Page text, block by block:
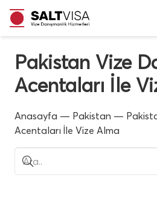
Pakistan Vize
Acentaları İle
Anasayfa — Pakistan —
Acentaları İle Vize Alma